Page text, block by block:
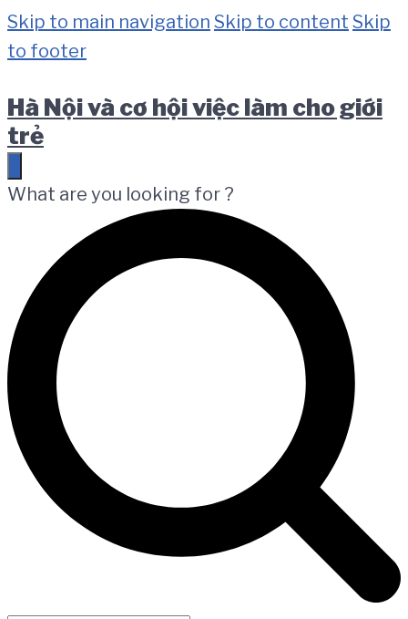
Skip to main navigation Skip to content Skip
to footer
Hà Nội và cơ hội việc làm cho giới
trẻ
What are you looking for ?